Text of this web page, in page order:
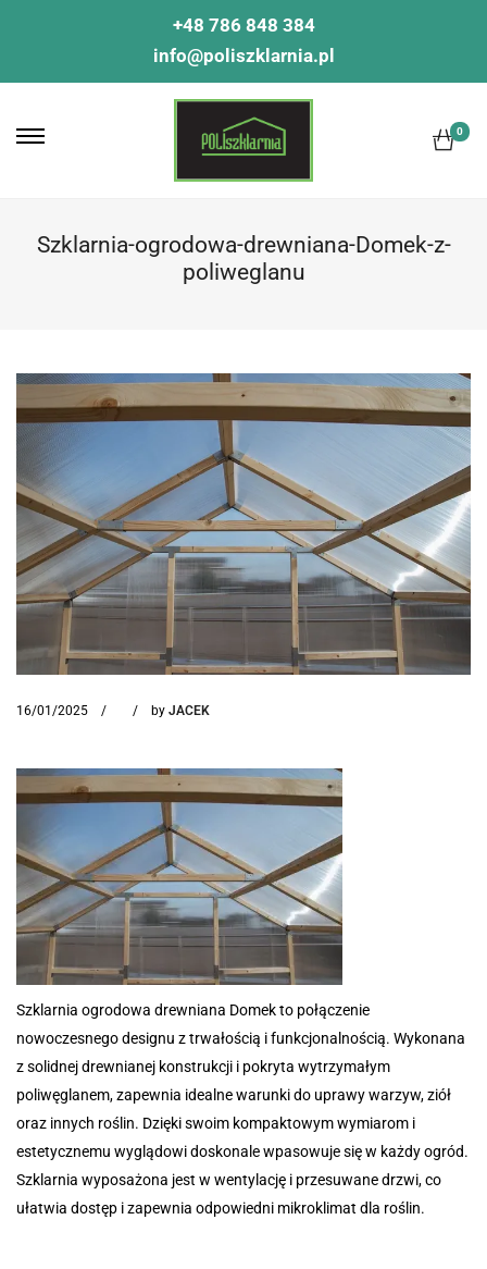
+48 786 848 384
info@poliszklarnia.pl
0
Szklarnia-ogrodowa-drewniana-Domek-z-
poliweglanu
16/01/2025 by JACEK
Szklarnia ogrodowa drewniana Domek to połączenie
nowoczesnego designu z trwałością i funkcjonalnością. Wykonana
z solidnej drewnianej konstrukcji i pokryta wytrzymałym
poliwęglanem, zapewnia idealne warunki do uprawy warzyw, ziół
oraz innych roślin. Dzięki swoim kompaktowym wymiarom i
estetycznemu wyglądowi doskonale wpasowuje się w każdy ogród.
Szklarnia wyposażona jest w wentylację i przesuwane drzwi, co
ułatwia dostęp i zapewnia odpowiedni mikroklimat dla roślin.